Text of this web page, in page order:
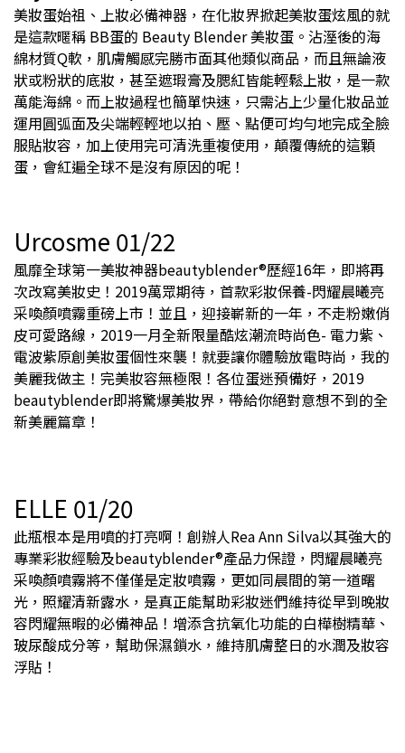
美妝蛋始祖、上妝必備神器，在化妝界掀起美妝蛋炫風的就
是這款暱稱 BB蛋的 Beauty Blender 美妝蛋。沾溼後的海
綿材質Q軟，肌膚觸感完勝市面其他類似商品，而且無論液
狀或粉狀的底妝，甚至遮瑕膏及腮紅皆能輕鬆上妝，是一款
萬能海綿。而上妝過程也簡單快速，只需沾上少量化妝品並
運用圓弧面及尖端輕輕地以拍、壓、點便可均勻地完成全臉
服貼妝容，加上使用完可清洗重複使用，顛覆傳統的這顆
蛋，會紅遍全球不是沒有原因的呢！
Urcosme 01/22
風靡全球第一美妝神器beautyblender®歷經16年，即將再
次改寫美妝史！2019萬眾期待，首款彩妝保養-閃耀晨曦亮
采喚顏噴霧重磅上市！並且，迎接嶄新的一年，不走粉嫩俏
皮可愛路線，2019一月全新限量酷炫潮流時尚色- 電力紫、
電波紫原創美妝蛋個性來襲！就要讓你體驗放電時尚，我的
美麗我做主！完美妝容無極限！各位蛋迷預備好，2019
beautyblender即將驚爆美妝界，帶給你絕對意想不到的全
新美麗篇章！
ELLE 01/20
此瓶根本是用噴的打亮啊！創辦人Rea Ann Silva以其強大的
專業彩妝經驗及beautyblender®產品力保證，閃耀晨曦亮
采喚顏噴霧將不僅僅是定妝噴霧，更如同晨間的第一道曙
光，照耀清新露水，是真正能幫助彩妝迷們維持從早到晚妝
容閃耀無暇的必備神品！增添含抗氧化功能的白樺樹精華、
玻尿酸成分等，幫助保濕鎖水，維持肌膚整日的水潤及妝容
浮貼！​